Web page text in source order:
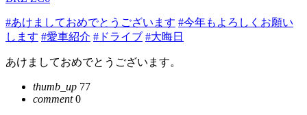
#あけましておめでとうございます #今年もよろしくお願い
します #愛車紹介 #ドライブ #大晦日
あけましておめでとうございます。
thumb_up 77
comment0